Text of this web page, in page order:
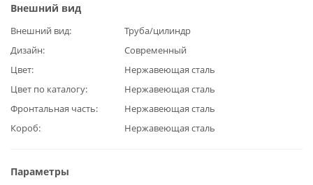
Внешний вид
Внешний вид
Труба/цилиндр
Дизайн
Современный
Цвет
Нержавеющая сталь
Цвет по каталогу
Нержавеющая сталь
Фронтальная часть
Нержавеющая сталь
Короб
Нержавеющая сталь
Параметры